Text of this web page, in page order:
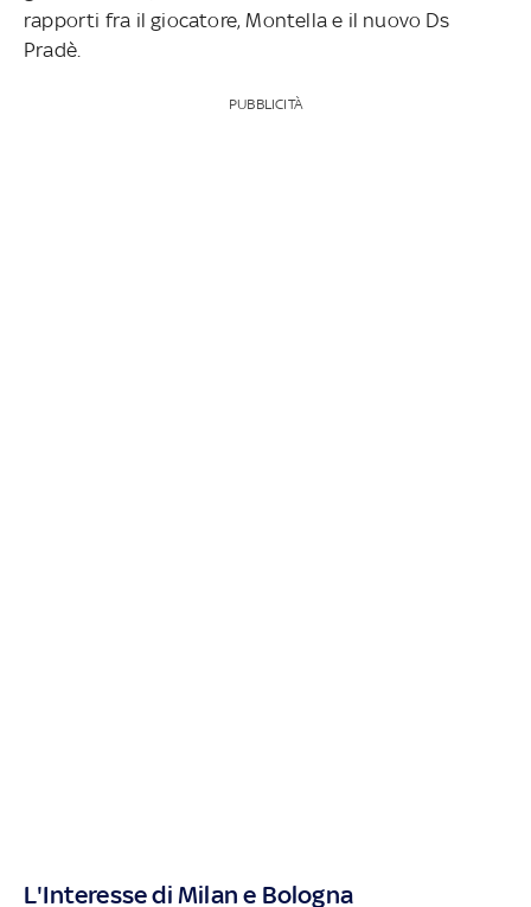
rapporti fra il giocatore, Montella e il nuovo Ds
Pradè.
PUBBLICITÀ
L'Interesse di Milan e Bologna